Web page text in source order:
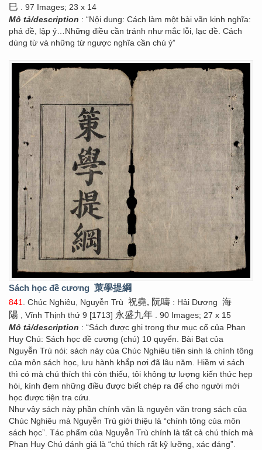
巳 . 97 Images; 23 x 14
Mô tả/description : “Nội dung: Cách làm một bài vãn kinh nghĩa:
phá đề, lập ý…Những điều cần tránh như mắc lỗi, lạc đề. Cách
dùng từ và những từ ngược nghĩa cần chú ý”
Sách học đề cương 茦學提綱
841 . Chúc Nghiêu, Nguyễn Trù 祝堯, 阮嚋 : Hải Dương 海
陽 , Vĩnh Thịnh thứ 9 [1713] 永盛九年 . 90 Images; 27 x 15
Mô tả/description : “Sách được ghi trong thư mục cổ của Phan
Huy Chú: Sách học đề cương (chú) 10 quyển. Bài Bạt của
Nguyễn Trù nói: sách này của Chúc Nghiêu tiên sinh là chính tông
của môn sách học, lưu hành khắp nơi đã lâu năm. Hiềm vi sách
thì có mà chú thích thì còn thiếu, tôi không tự lượng kiến thức hẹp
hòi, kính đem những điều được biết chép ra để cho người mới
học được tiện tra cứu.
Như vậy sách này phần chính văn là nguyên văn trong sách của
Chúc Nghiêu mà Nguyễn Trù giới thiệu là “chính tông của môn
sách học”. Tác phẩm của Nguyễn Trù chính là tất cả chú thích mà
Phan Huy Chú đánh giá là “chú thích rất kỹ lưỡng, xác đáng”.